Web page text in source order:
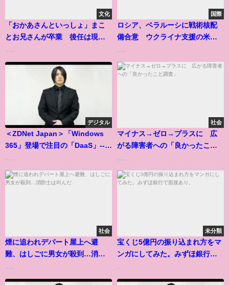
文化
「おかあさんといっしょ」まこ
とお兄さんが卒業 後任は現役
国際
ロシア、ベラルーシに戦術核配
備合意 ウクライナ支援の米欧
デジタル
＜ZDNet Japan＞「Windows
365」登場で注目の「DaaS」--過
社会
マイナス→ゼロ→プラスに 広
がる障害者への「良かったこと
社会
煙に追われデパート屋上へ避
難、はしごに男女が殺到…消防
未分類
宝くじ5億円の振り込まれ方をマ
ンガにしてみた。みずほ銀行で